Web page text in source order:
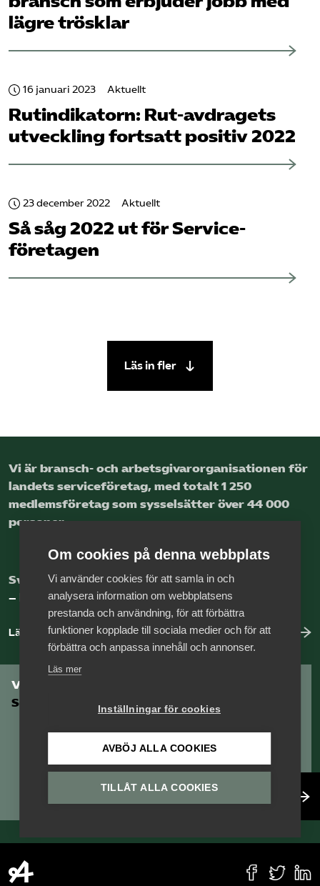
lägre trösklar
16 januari 2023 Aktuellt
Rut­indikatorn: Rut-avdragets
utveckling fortsatt positiv 2022
23 december 2022 Aktuellt
Så såg 2022 ut för Service­
företagen
Läs in fler
Vi är bransch- och arbetsgivar­organisationen för
landets service­företag, med totalt 1 250
medlems­företag som sysselsätter över 44 000
personer.
Sveriges nya basnäring
– landets främsta integrationsmotor.
Läs mer om oss
Vill du vara en del av
Serviceföretagen?
Om cookies på denna webbplats
Vi använder cookies för att samla in och
analysera information om webbplatsens
prestanda och användning, för att förbättra
funktioner kopplade till sociala medier och för att
förbättra och anpassa innehåll och annonser.
Läs mer
Inställningar för cookies
AVBÖJ ALLA COOKIES
TILLÅT ALLA COOKIES